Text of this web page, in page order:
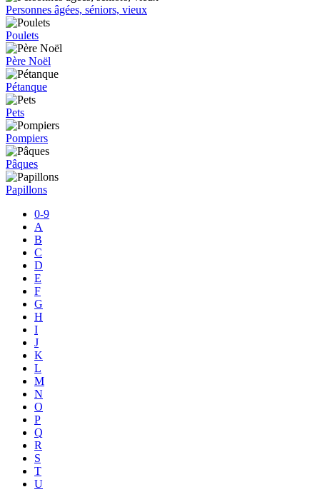
Personnes âgées, séniors, vieux
Poulets
Père Noël
Pétanque
Pets
Pompiers
Pâques
Papillons
0-9
A
B
C
D
E
F
G
H
I
J
K
L
M
N
O
P
Q
R
S
T
U